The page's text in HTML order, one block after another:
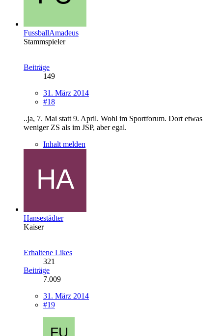
FussballAmadeus
Stammspieler
Beiträge
149
31. März 2014
#18
..ja, 7. Mai statt 9. April. Wohl im Sportforum. Dort etwas
weniger ZS als im JSP, aber egal.
Inhalt melden
Hansestädter
Kaiser
Erhaltene Likes
321
Beiträge
7.009
31. März 2014
#19